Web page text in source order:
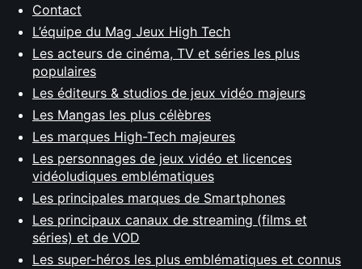
Contact
L’équipe du Mag Jeux High Tech
Les acteurs de cinéma, TV et séries les plus
populaires
Les éditeurs & studios de jeux vidéo majeurs
Les Mangas les plus célèbres
Les marques High-Tech majeures
Les personnages de jeux vidéo et licences
vidéoludiques emblématiques
Les principales marques de Smartphones
Les principaux canaux de streaming (films et
séries) et de VOD
Les super-héros les plus emblématiques et connus